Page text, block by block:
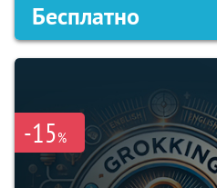
Бесплатно
-15%